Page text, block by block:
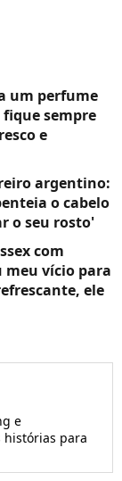
um perfume
fique sempre
e
argentino:
o cabelo
o seu rosto'
com
meu vício para
ele
e
histórias para